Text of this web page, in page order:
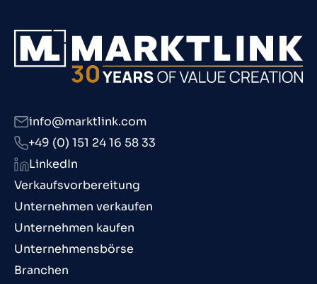
Verkaufsvorbereitung
Unternehmen verkaufen
Unternehmen kaufen
Unternehmensbörse
Branchen
info@marktlink.com
+49 (0) 151 24 16 58 33
LinkedIn